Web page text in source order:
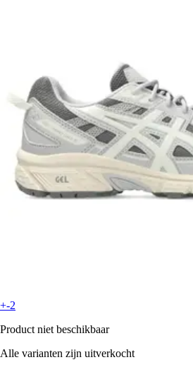
+-2
Product niet beschikbaar
Alle varianten zijn uitverkocht